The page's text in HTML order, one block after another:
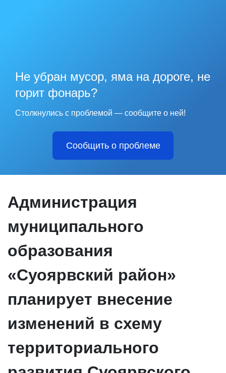
Не убран мусор, яма на дороге, не
горит фонарь?
Столкнулись с проблемой — сообщите о ней!
Сообщить о проблеме
Администрация
муниципального
образования
«Суоярвский район»
планирует внесение
изменений в схему
территориального